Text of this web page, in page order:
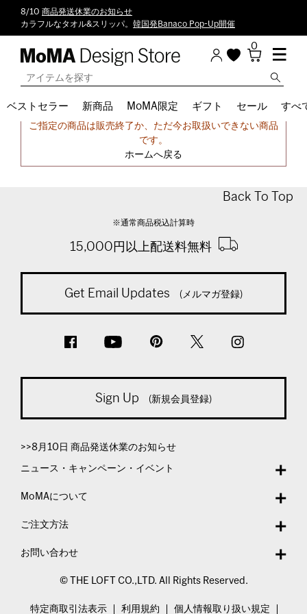
8/10 商品発送休業のお知らせ
カラフルなタオル&スリッパ。 韓国発Banaco Pop-Up開催
0
ベストセラー 新商品 MoMA限定 ギフト セール すべ
申し訳ございません。
ご指定の商品は販売終了か、ただ今お取扱いできない商品
です。
ホームへ戻る
Back To Top
※通常商品税込計算時
15,000円以上配送料無料
Get Email Updates (メルマガ登録)
Sign Up (新規会員登録)
>>8月10日 商品発送休業のお知らせ
ニュース・キャンペーン・イベント
MoMAについて
ご注文方法
お問い合わせ
© THE LOFT CO.,LTD. All Rights Reserved.
特定商取引法表示 利用規約 個人情報取り扱い規定